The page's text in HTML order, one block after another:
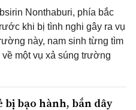
Nonthaburi, phía bắc
khi bị tình nghi gây ra vụ
này, nam sinh từng tìm
một vụ xả súng trường
bị bạo hành, bắn dây